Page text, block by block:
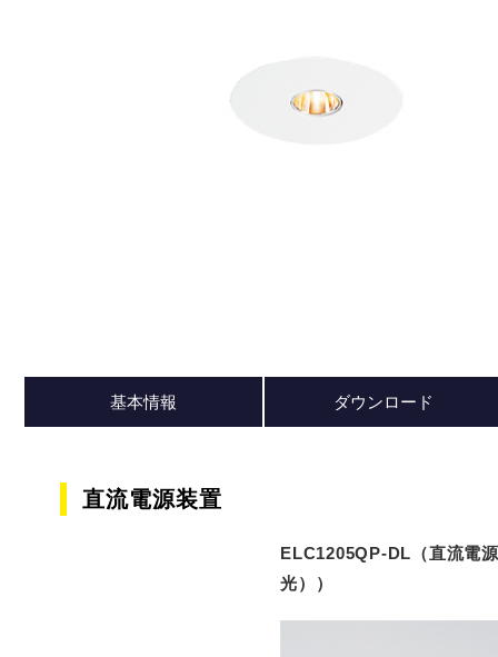
基本情報 ダウンロード
直流電源装置
ELC1205QP-DL（直流電
光））